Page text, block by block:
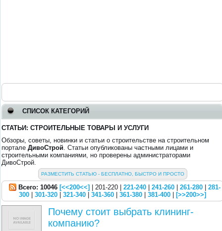
СПИСОК КАТЕГОРИЙ
СТАТЬИ: СТРОИТЕЛЬНЫЕ ТОВАРЫ И УСЛУГИ
Обзоры, советы, новинки и статьи о строительстве на строительном
портале ДивоСтрой. Статьи опубликованы частными лицами и
строительными компаниями, но проверены администраторами
ДивоСтрой.
РАЗМЕСТИТЬ СТАТЬЮ - БЕСПЛАТНО, БЫСТРО И ПРОСТО
Всего: 10046 [<<200<<] | 201-220 | 221-240| 241-260| 261-280| 281-
300
301-320 321-340 341-360 361-380 381-400 [>>200>>]
Почему стоит выбрать клининг-
компанию?